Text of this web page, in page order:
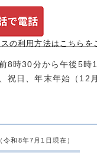
の利用方法は こちらを
8時30分から午後5時
祝日、年末年始（12
（令和8年7月1日現在）